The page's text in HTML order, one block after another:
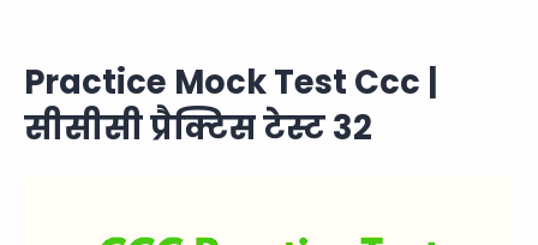
Practice Mock Test Ccc |
सीसीसी प्रैक्टिस टेस्ट32